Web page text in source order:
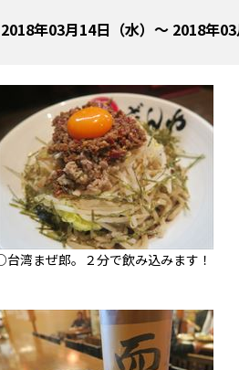
2018年03月14日（水）～ 2018年03
湾まぜ郎。２分で飲み込みます！